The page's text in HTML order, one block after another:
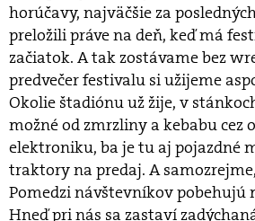
horúčavy, najväčšie za
preložili práve na deň, keď má
začiatok. A tak zostávame bez
predvečer festivalu si užijeme
Okolie štadiónu už žije, v
možné od zmrzliny a kebabu cez
elektroniku, ba je tu aj pojazdné
traktory na predaj. A
Pomedzi návštevníkov pobehujú
Hneď pri nás sa zastaví